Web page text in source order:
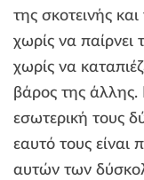
της σκοτεινής
χωρίς να παίρνει
χωρίς να
βάρος της
εσωτερική τους
εαυτό τους
αυτών των